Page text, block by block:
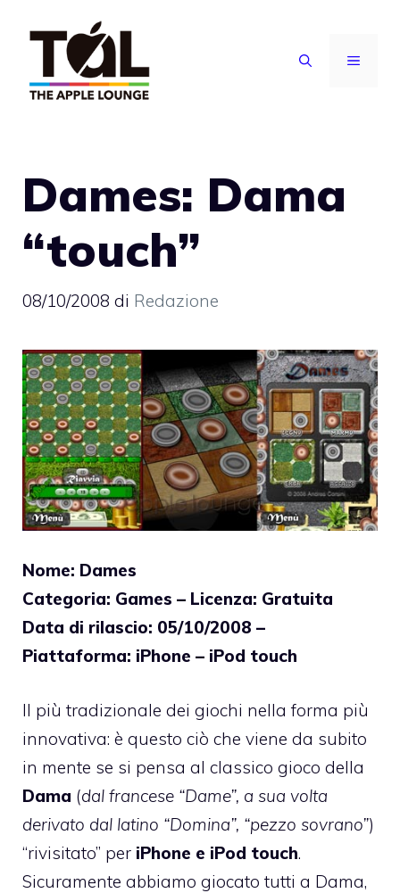
contenuto
MENU
Dames: Dama
“touch”
08/10/2008 di Redazione
Nome: Dames
Categoria: Games – Licenza: Gratuita
Data di rilascio: 05/10/2008 –
Piattaforma: iPhone – iPod touch
Il più tradizionale dei giochi nella forma più
innovativa: è questo ciò che viene da subito
in mente se si pensa al classico gioco della
Dama (dal francese “Dame”, a sua volta
derivato dal latino “Domina”, “pezzo sovrano”)
“rivisitato” per iPhone e iPod touch.
Sicuramente abbiamo giocato tutti a Dama,